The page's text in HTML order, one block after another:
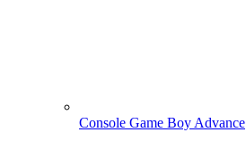
Console Game Boy Advance